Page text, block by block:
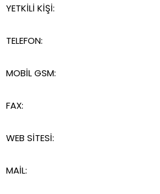
YETKİLİ KİŞİ:
TELEFON:
MOBİL GSM:
FAX:
WEB SİTESİ:
MAİL: